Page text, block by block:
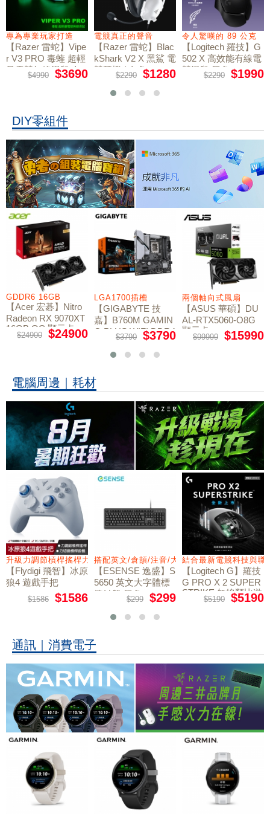
專為專業玩家打造
【Razer 雷蛇】Vipe
r V3 PRO 毒蝰 超輕
量電競無線滑鼠 白
$4990 $3690
電競真正的聲音
【Razer 雷蛇】Blac
kShark V2 X 黑鯊 電
競耳機 / 白色
$2290 $1280
令人驚嘆的 89 公克
【Logitech 羅技】G
502 X 高效能有線電
競滑鼠 黑色
$2290 $1990
DIY零組件
GDDR6 16GB
【Acer 宏碁】Nitro
Radeon RX 9070XT
16GB OC 顯示卡
$24900 $24900
LGA1700插槽
【GIGABYTE 技
嘉】B760M GAMIN
G PLUS WIFI DDR4
主機板$3790 $3790
兩個軸向式風扇
【ASUS 華碩】DU
AL-RTX5060-O8G
顯示卡
$99999 $15990
電腦周邊｜耗材
墊
升級力調節槓桿搖桿力切換扳機
【Flydigi 飛智】冰原
狼4 遊戲手把
$1586 $1586
搭配英文/倉頡/注音/大易
【ESENSE 逸盛】S
5650 英文大字體標
準鍵盤 黑色
$299 $299
結合最新電競科技與
【Logitech G】羅技
G PRO X 2 SUPER
STRIKE 無線類比遊
戲滑鼠$5190 $5190
通訊｜消費電子